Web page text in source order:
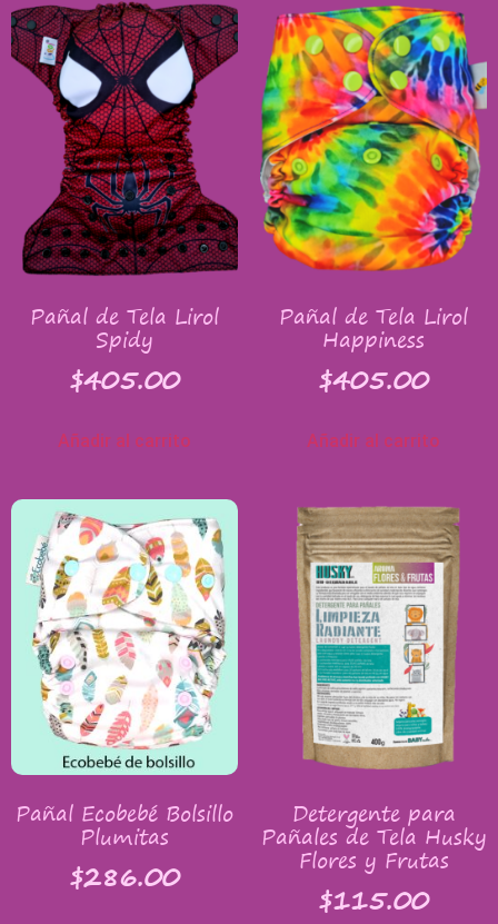
Pañal de Tela Lirol
Spidy
$405.00
Añadir al carrito
Pañal de Tela Lirol
Happiness
$405.00
Añadir al carrito
Pañal Ecobebé Bolsillo
Plumitas
$286.00
Detergente para
Pañales de Tela Husky
Flores y Frutas
$115.00